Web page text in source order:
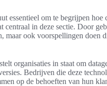
essentieel om te begrijpen
centraal in deze sectie. Door
maar ook voorspellingen doen
organisaties in staat om
Bedrijven die deze
op de behoeften van hun